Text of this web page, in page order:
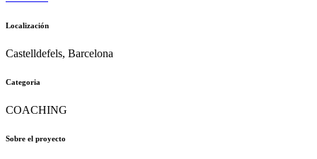
Localización
Castelldefels, Barcelona
Categoria
COACHING
Sobre el proyecto